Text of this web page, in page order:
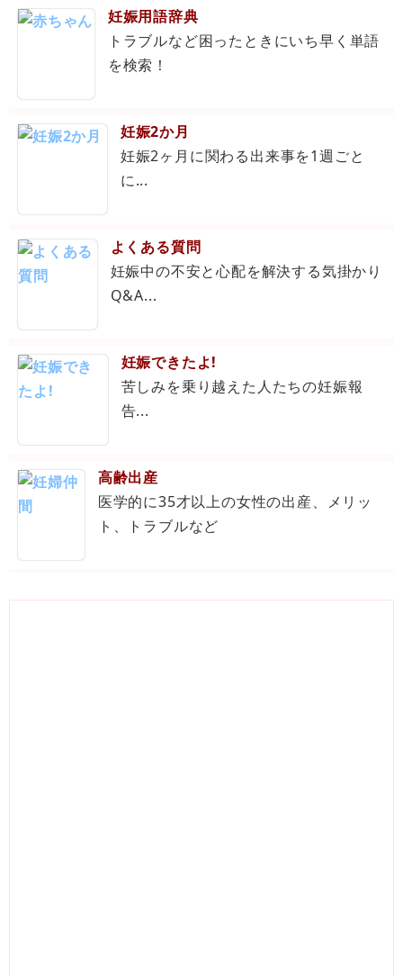
妊娠用語辞典
トラブルなど困ったときにいち早く単語
を検索！
妊娠2か月
妊娠2ヶ月に関わる出来事を1週ごと
に...
よくある質問
妊娠中の不安と心配を解決する気掛かり
Q&A...
妊娠できたよ!
苦しみを乗り越えた人たちの妊娠報
告...
高齢出産
医学的に35才以上の女性の出産、メリッ
ト、トラブルなど